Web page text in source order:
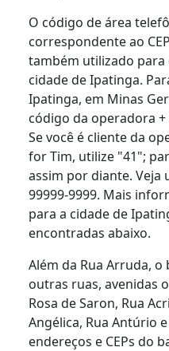
O código de área
correspondente ao
também utilizado para
cidade de Ipatinga.
Ipatinga, em Minas
código da operadora
Se você é cliente da
for Tim, utilize "41";
assim por diante. Veja
99999-9999. Mais
para a cidade de
encontradas abaixo.
Além da Rua Arruda,
outras ruas, avenidas
Rosa de Saron, Rua
Angélica, Rua Antúrio
endereços e CEPs do